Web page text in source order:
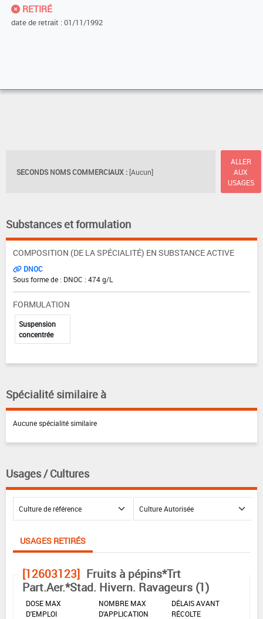
RETIRÉ
date de retrait : 01/11/1992
SECONDS NOMS COMMERCIAUX : [Aucun]
ALLER
AUX
USAGES
Substances et formulation
COMPOSITION (DE LA SPÉCIALITÉ) EN SUBSTANCE ACTIVE
DNOC
Sous forme de : DNOC : 474 g/L
FORMULATION
Suspension
concentrée
Spécialité similaire à
Aucune spécialité similaire
Usages / Cultures
USAGES RETIRÉS
[12603123] Fruits à pépins*Trt
Part.Aer.*Stad. Hivern. Ravageurs (1)
DOSE MAX
D'EMPLOI
NOMBRE MAX
D'APPLICATION
DÉLAIS AVANT
RÉCOLTE